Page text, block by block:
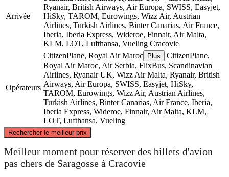
Arrivée
Ryanair, British Airways, Air Europa, SWISS, Easyjet,
HiSky, TAROM, Eurowings, Wizz Air, Austrian
Airlines, Turkish Airlines, Binter Canarias, Air France,
Iberia, Iberia Express, Wideroe, Finnair, Air Malta,
KLM, LOT, Lufthansa, Vueling Cracovie
Opérateurs
CitizenPlane, Royal Air Maroc Plus
CitizenPlane,
Royal Air Maroc, Air Serbia, FlixBus, Scandinavian
Airlines, Ryanair UK, Wizz Air Malta, Ryanair, British
Airways, Air Europa, SWISS, Easyjet, HiSky,
TAROM, Eurowings, Wizz Air, Austrian Airlines,
Turkish Airlines, Binter Canarias, Air France, Iberia,
Iberia Express, Wideroe, Finnair, Air Malta, KLM,
LOT, Lufthansa, Vueling
Rechercher le meilleur prix
Kraków
©CARTO
Meilleur moment pour réserver des billets d'avion
pas chers de Saragosse à Cracovie